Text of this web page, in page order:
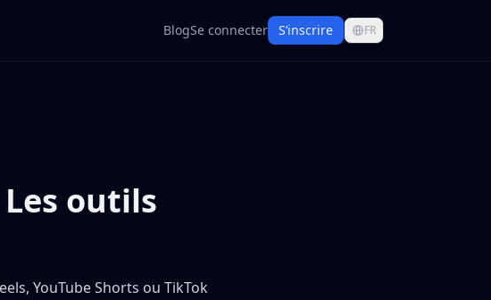
BlogSe connecter S’inscrire FR
outils
YouTube Shorts ou TikTok